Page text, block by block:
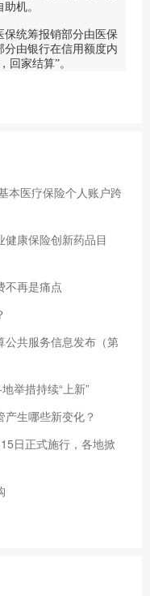
机。
统筹报销部分由医保
由银行在信用额度内
回家结算”。
本医疗保险个人账户跨
康保险创新药品目
不再是痛点
公共服务信息发布（第
举措持续“上新”
生哪些新变化？
日正式施行，各地掀